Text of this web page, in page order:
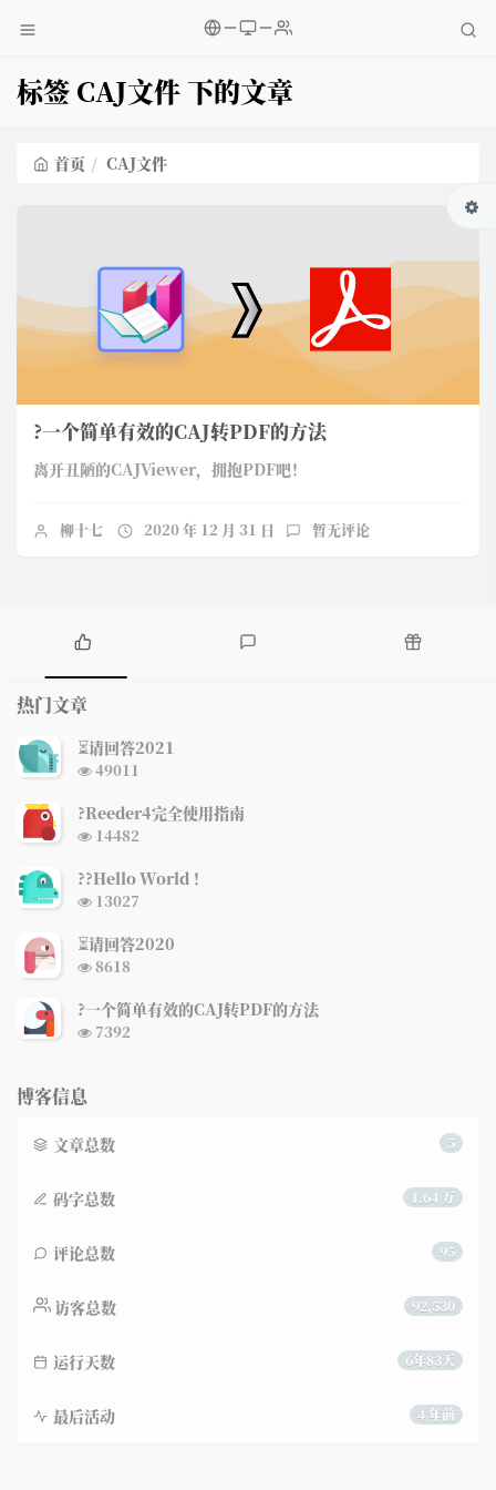
标签 CAJ文件 下的文章
首页 CAJ文件
?一个简单有效的CAJ转PDF的方法
离开丑陋的CAJViewer，拥抱PDF吧！
柳十七 2020 年 12 月 31 日 暂无评论
热
门
文
章
热门文章
⏳请回答2021
浏
次
数:
49011
?Reeder4完全使用指南
浏
次
数:
14482
?‍?Hello World ！
浏
次
数:
13027
⏳请回答2020
浏
次
数:
8618
?一个简单有效的CAJ转PDF的方法
浏
7392
博客信息
5
文章总数
1.64 万
码字总数
95
评论总数
92,530
访客总数
6年83天
运行天数
4 年前
最后活动